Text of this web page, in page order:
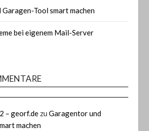
Tool smart machen
bei eigenem Mail-Server
– georf.de zuGaragentor und
machen